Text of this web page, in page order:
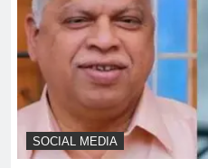
SOCIAL MEDIA